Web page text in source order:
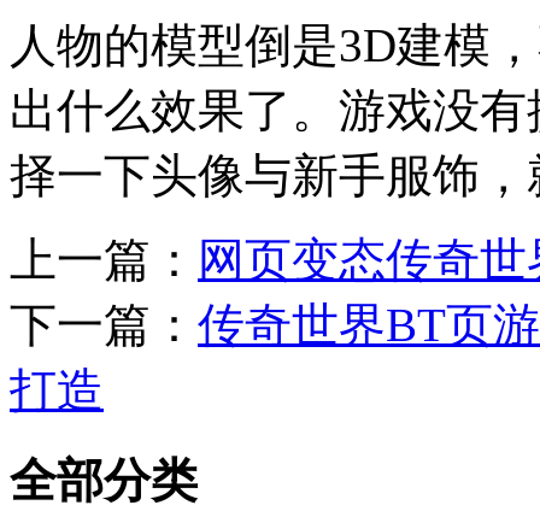
人物的模型倒是3D建模
出什么效果了。游戏没
择一下头像与新手服饰
上一篇： 网页变态传奇
下一篇： 传奇世界BT页
打造
全部分类